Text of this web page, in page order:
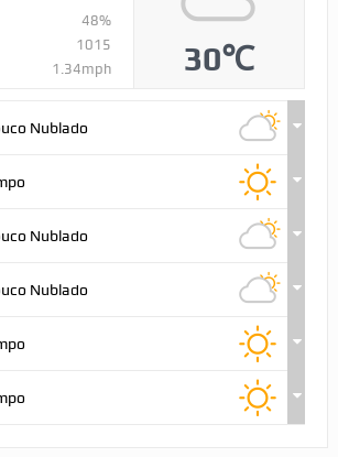
48%
1015
1.34mph 30℃
Nublado
Nublado
Nublado